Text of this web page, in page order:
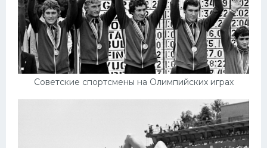
Советские спортсмены на Олимпийских играх